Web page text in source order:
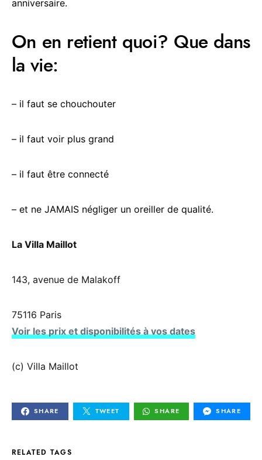
anniversaire.
On en retient quoi? Que dans
la vie:
– il faut se chouchouter
– il faut voir plus grand
– il faut être connecté
– et ne JAMAIS négliger un oreiller de qualité.
La Villa Maillot
143, avenue de Malakoff
75116 Paris
Voir les prix et disponibilités à vos dates
(c) Villa Maillot
SHARE TWEET SHARE SHARE
RELATED TAGS